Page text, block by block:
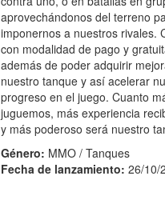
aprovechándonos del terreno
imponernos a nuestros rivales.
con modalidad de pago y
además de poder adquirir
nuestro tanque y así acelerar
progreso en el juego. Cuanto
juguemos, más experiencia
y más poderoso será nuestro
Género: MMO / Tanques
Fecha de lanzamiento: 26/10/